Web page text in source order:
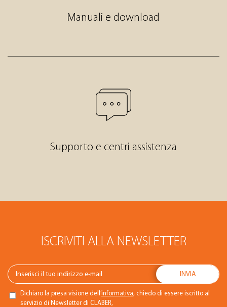
Manuali e download
Supporto e centri assistenza
ISCRIVITI ALLA NEWSLETTER
Dichiaro la presa visione dell’informativa, chiedo di essere iscritto al
servizio di Newsletter di CLABER,